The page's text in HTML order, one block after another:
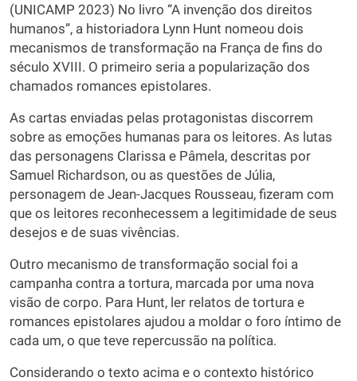
(UNICAMP 2023) No livro “A invenção dos direitos
humanos”, a historiadora Lynn Hunt nomeou dois
mecanismos de transformação na França de fins do
século XVIII. O primeiro seria a popularização dos
chamados romances epistolares.
As cartas enviadas pelas protagonistas discorrem
sobre as emoções humanas para os leitores. As lutas
das personagens Clarissa e Pâmela, descritas por
Samuel Richardson, ou as questões de Júlia,
personagem de Jean-Jacques Rousseau, fizeram com
que os leitores reconhecessem a legitimidade de seus
desejos e de suas vivências.
Outro mecanismo de transformação social foi a
campanha contra a tortura, marcada por uma nova
visão de corpo. Para Hunt, ler relatos de tortura e
romances epistolares ajudou a moldar o foro íntimo de
cada um, o que teve repercussão na política.
Considerando o texto acima e o contexto histórico